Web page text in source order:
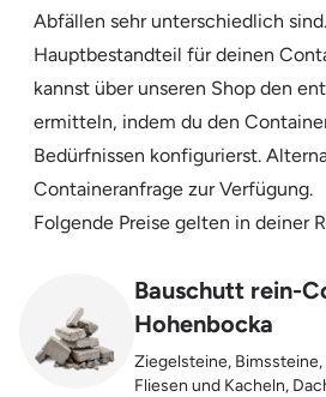
Abfällen sehr unterschiedlich
Hauptbestandteil für deinen
kannst über unseren Shop den
ermitteln, indem du den
Bedürfnissen konfigurierst.
Containeranfrage zur Verfügung.
Folgende Preise gelten in deiner
Bauschutt rein-
Hohenbocka
Ziegelsteine,
Fliesen und Kacheln,